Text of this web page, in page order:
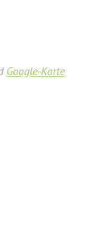
Google-Karte